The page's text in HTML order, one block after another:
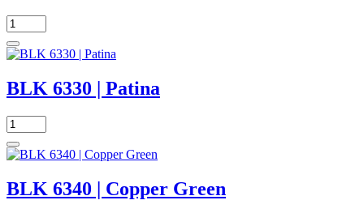
BLK 6330 | Patina
BLK 6340 | Copper Green